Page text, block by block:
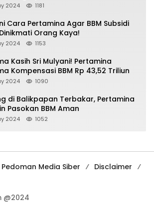
2024 1181
Cara Pertamina Agar BBM Subsidi
Orang Kaya!
2024 1153
Kasih Sri Mulyani! Pertamina
Kompensasi BBM Rp 43,52 Triliun
2024 1090
di Balikpapan Terbakar, Pertamina
Pasokan BBM Aman
2024 1052
Pedoman Media Siber
Disclaimer
@2024